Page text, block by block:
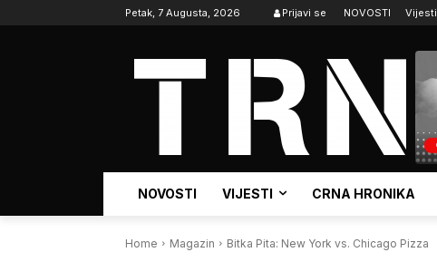
Petak, 7 Augusta, 2026 Prijavi se NOVOSTI Vijesti
NOVOSTI VIJESTI CRNA HRONIKA
Home Magazin Bitka Pita: New York vs. Chicago Pizza